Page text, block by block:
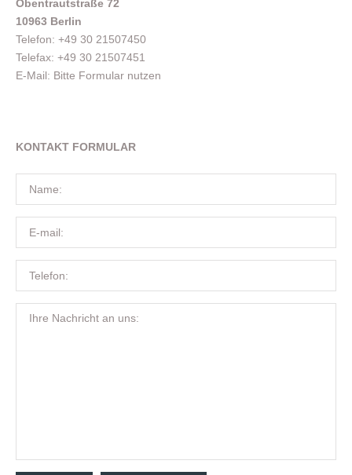
Obentrautstraße 72
10963 Berlin
Telefon: +49 30 21507450
Telefax: +49 30 21507451
E-Mail: Bitte Formular nutzen
KONTAKT FORMULAR